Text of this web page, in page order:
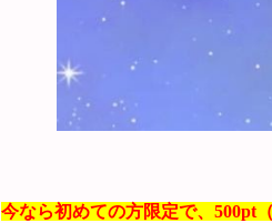
今なら初めての方限定で、500pt